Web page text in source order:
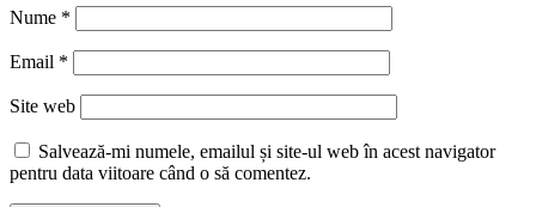
Nume *
Email *
Site web
Salvează-mi numele, emailul și site-ul web în acest navigator
pentru data viitoare când o să comentez.